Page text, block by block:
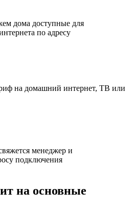
дома доступные для
по адресу
на домашний интернет, ТВ или
менеджер и
подключения
на основные